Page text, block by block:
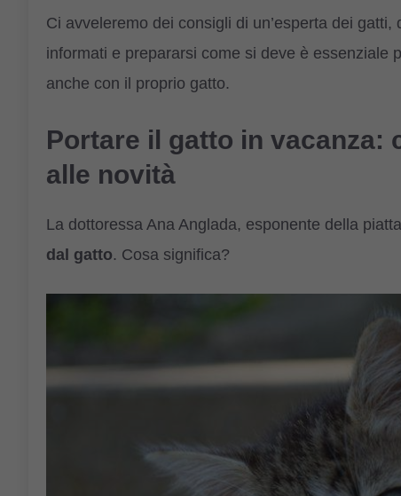
Ci avveleremo dei consigli di un’esperta dei
informati e prepararsi come si deve è essenziale
anche con il proprio gatto.
Portare il gatto in vacanza:
alle novità
La dottoressa Ana Anglada, esponente della
dal gatto. Cosa significa?